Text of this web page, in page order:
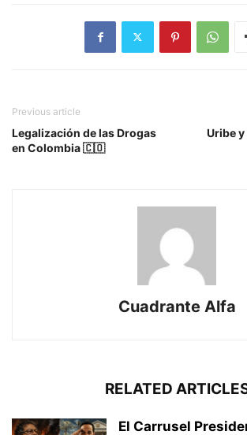
Previous article
Legalización de las Drogas
en Colombia 🇨🇴
Uribe
Cuadrante Alfa
RELATED
El Carrusel